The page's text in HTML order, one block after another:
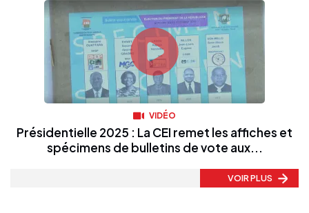
VIDÉO
Présidentielle 2025 : La CEI remet les affiches et
spécimens de bulletins de vote aux...
VOIR PLUS